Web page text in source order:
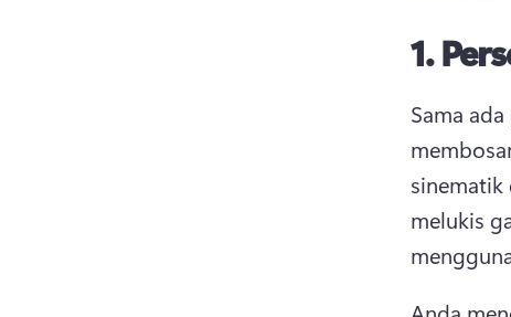
1.
Sama
sinematik
melukis